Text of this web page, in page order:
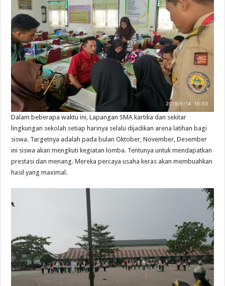
Dalam beberapa waktu ini, Lapangan SMA kartika dan sekitar
lingkungan sekolah setiap harinya selalu dijadikan arena latihan bagi
siswa. Targetnya adalah pada bulan Oktober, November, Desember
ini siswa akan mengkuti kegiatan lomba. Tentunya untuk mendapatkan
prestasi dan menang. Mereka percaya usaha keras akan membuahkan
hasil yang maximal.